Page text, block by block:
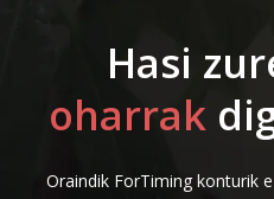
Hasi
oharrak
Oraindik ForTiming konturik